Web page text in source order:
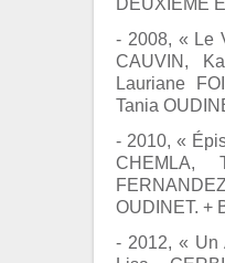
DEUXIÈME
- 2008, « Le
CAUVIN,
Lauriane
Tania
- 2010, «
CHEMLA,
OUDINET. +
- 2012, « Un